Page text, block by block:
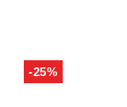
-25%